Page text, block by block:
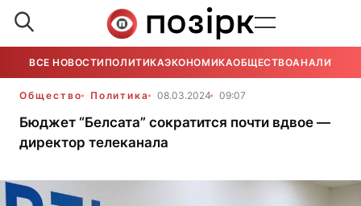
ВСЕ НОВОСТИ ПОЛИТИКАЭКОНОМИКАОБЩЕСТВОАНАЛИТИКА
Общество Политика 08.03.2024 09:07
Бюджет “Белсата” сократится почти вдвое —
директор телеканала